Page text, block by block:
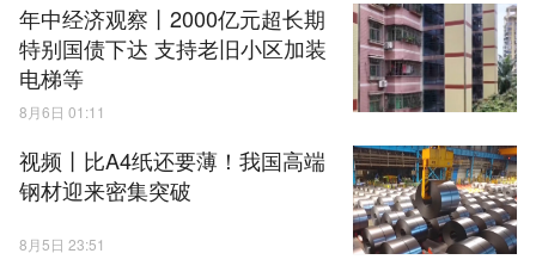
年中经济观察丨2000亿元超长期
特别国债下达 支持老旧小区加装
电梯等
8月6日 01:11
视频丨比A4纸还要薄！我国高端
钢材迎来密集突破
8月5日 23:51